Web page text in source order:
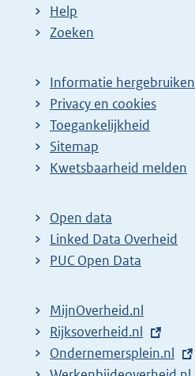
Help
Zoeken
Informatie hergebruiken
Privacy en cookies
Toegankelijkheid
Sitemap
E
t
e
r
l
i
n
Kwetsbaarheid melden
Open data
Linked Data Overheid
PUC Open Data
MijnOverheid.nl
E
x
Rijksoverheid.nl
E
Ondernemersplein.nl